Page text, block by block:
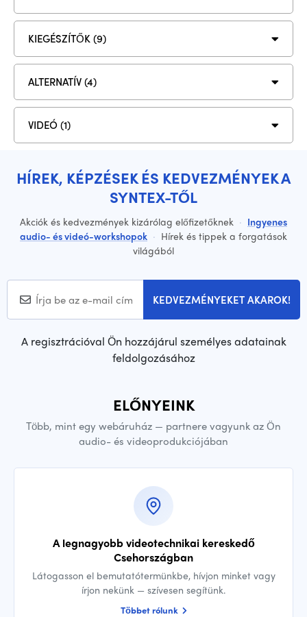
KIEGÉSZÍTŐK (9)
ALTERNATÍV (4)
VIDEÓ (1)
HÍREK, KÉPZÉSEK ÉS KEDVEZMÉNYEK A
SYNTEX-TŐL
Akciók és kedvezmények kizárólag előfizetőknek · Ingyenes
audio- és videó-workshopok · Hírek és tippek a forgatások
világából
KEDVEZMÉNYEKET AKAROK!
A regisztrációval Ön hozzájárul személyes adatainak
feldolgozásához
ELŐNYEINK
Több, mint egy webáruház — partnere vagyunk az Ön
audio- és videoprodukciójában
A legnagyobb videotechnikai kereskedő
Csehországban
Látogasson el bemutatótermünkbe, hívjon minket vagy
írjon nekünk — szívesen segítünk.
Többet rólunk